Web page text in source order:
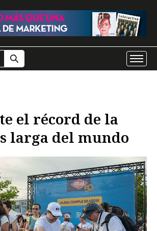
el récord de la
larga del mundo